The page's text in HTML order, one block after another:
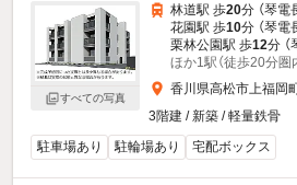
すべての写真
林道駅 歩20分 （琴電
花園駅 歩10分 （琴電
栗林公園駅 歩12分 （
ほか1駅（徒歩20分圏
香川県高松市上福岡
3階建 / 新築 / 軽量鉄骨
駐車場あり
駐輪場あり 宅配ボックス